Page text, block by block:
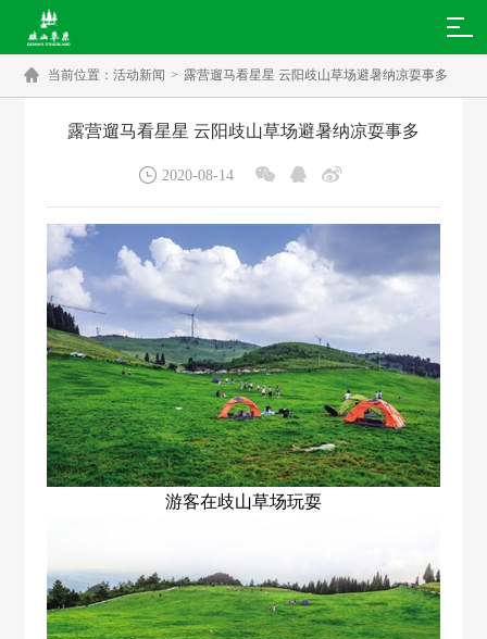
 当前位置：活动新闻 > 露营遛马看星星 云阳歧山草场避暑纳凉耍事多
露营遛马看星星 云阳歧山草场避暑纳凉耍事多
 2020-08-14   
游客在歧山草场玩耍